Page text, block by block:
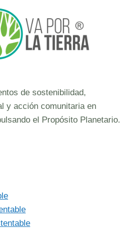
de sostenibilidad,
y acción comunitaria en
el Propósito Planetario.